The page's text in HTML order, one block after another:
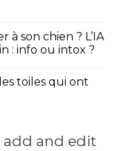
à son chien ? L’IA
: info ou intox ?
toiles qui ont
add and edit